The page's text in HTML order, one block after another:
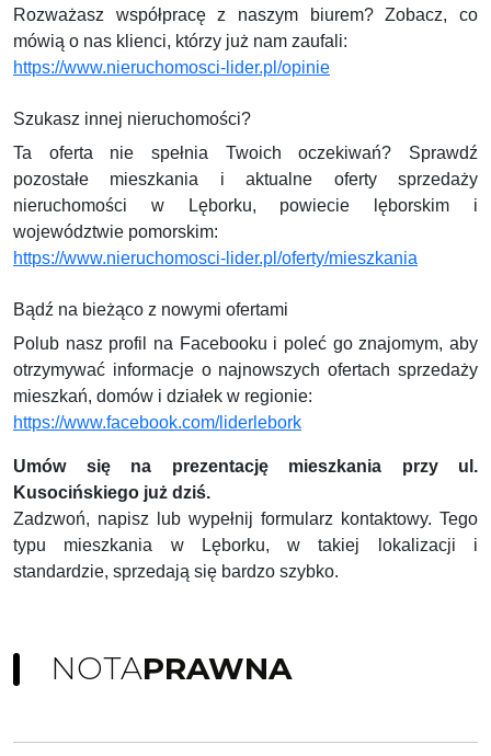
Rozważasz współpracę z naszym biurem? Zobacz, co
mówią o nas klienci, którzy już nam zaufali:
https://www.nieruchomosci-lider.pl/opinie
Szukasz innej nieruchomości?
Ta oferta nie spełnia Twoich oczekiwań? Sprawdź
pozostałe mieszkania i aktualne oferty sprzedaży
nieruchomości w Lęborku, powiecie lęborskim i
województwie pomorskim:
https://www.nieruchomosci-lider.pl/oferty/mieszkania
Bądź na bieżąco z nowymi ofertami
Polub nasz profil na Facebooku i poleć go znajomym, aby
otrzymywać informacje o najnowszych ofertach sprzedaży
mieszkań, domów i działek w regionie:
https://www.facebook.com/liderlebork
Umów się na prezentację mieszkania przy ul.
Kusocińskiego już dziś.
Zadzwoń, napisz lub wypełnij formularz kontaktowy. Tego
typu mieszkania w Lęborku, w takiej lokalizacji i
standardzie, sprzedają się bardzo szybko.
NOTAPRAWNA